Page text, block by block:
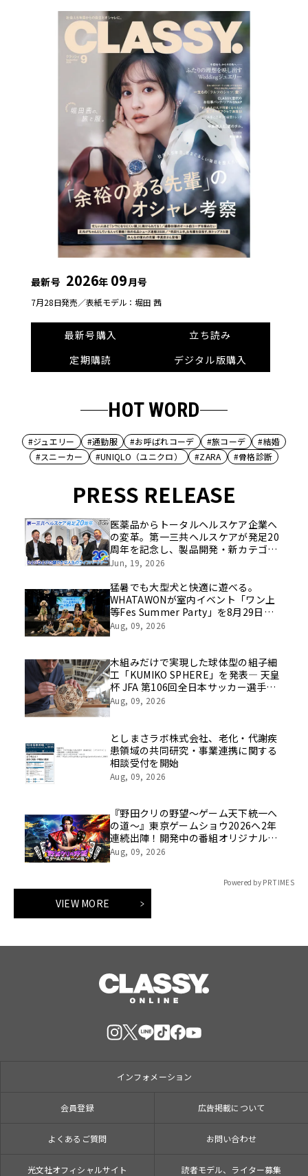
最新号 2026年 09月号
7月28日発売／表紙モデル：堀田 茜
最新号購入
立ち読み
定期購読
デジタル版購入
HOT WORD
#ジュエリー #通勤服 #お呼ばれコーデ #旅コーデ
#結婚
#スニーカー
#UNIQLO（ユニクロ） #ZARA #骨格診断
PRESS RELEASE
医薬品からトータルヘルスケア企業へ
の変革。第一三共ヘルスケアが発足20
周年を記念し、製品開発・新カテゴリ
挑戦の舞台や旧社統合時のエピソード
像を公開！
Jun, 19, 2026
猛暑でも大型犬と快適に遊べる。
WHATAWONが室内イベント「ワン上
等Fes Summer Party」を8月29日開
催
Aug, 09, 2026
木組みだけで実現した球体型の組子細
工「KUMIKO SPHERE」を発表― 天皇
杯 JFA 第106回全日本サッカー選手権
大会の公式ビジュアルにも採用 ―
Aug, 09, 2026
としまさラボ株式会社、老化・代謝疾
患領域の共同研究・事業連携に関する
相談受付を開始
Aug, 09, 2026
『野田クリの野望～ゲーム天下統一へ
の道～』東京ゲームショウ2026へ2年
連続出陣！開発中の番組オリジナルゲ
ームを世界最速体験！失敗したら即
Aug, 09, 2026
Powered by PR TIMES
VIEW MORE
インフォメーション
会員登録 広告掲載について
よくあるご質問 お問い合わせ
光文社オフィシャルサイト 読者モデル、ライター募集